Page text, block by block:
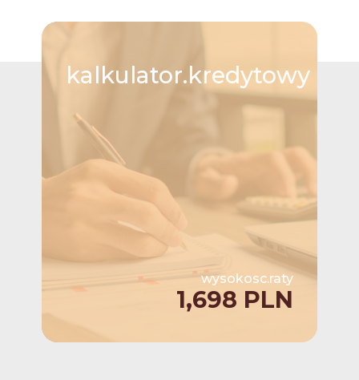
kalkulator.kredytowy
wysokosc.raty
1,698 PLN